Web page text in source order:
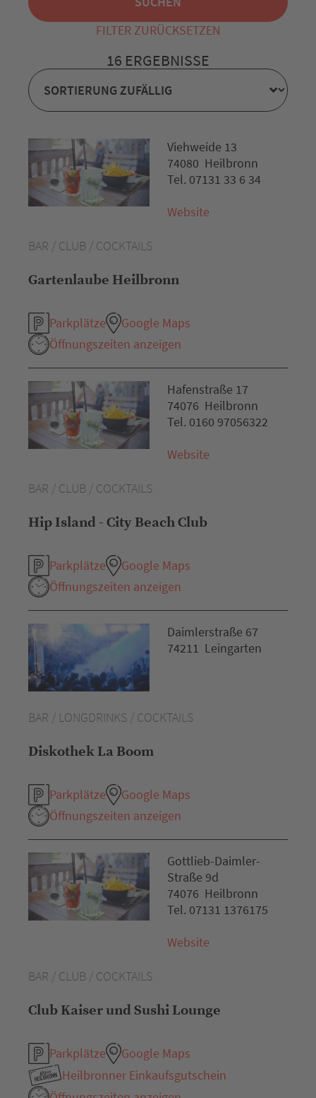
FILTER ZURÜCKSETZEN
16 ERGEBNISSE
BAR / CLUB / COCKTAILS
Gartenlaube Heilbronn
Parkplätze
Google Maps
Öffnungszeiten anzeigen
Viehweide 13
74080 Heilbronn
Tel. 07131 33 6 34
Website
BAR / CLUB / COCKTAILS
Hip Island - City Beach Club
Parkplätze
Google Maps
Öffnungszeiten anzeigen
Hafenstraße 17
74076 Heilbronn
Tel. 0160 97056322
Website
BAR / LONGDRINKS / COCKTAILS
Diskothek La Boom
Parkplätze
Google Maps
Öffnungszeiten anzeigen
Daimlerstraße 67
74211 Leingarten
BAR / CLUB / COCKTAILS
Club Kaiser und Sushi Lounge
Parkplätze
Google Maps
Heilbronner Einkaufsgutschein
Gottlieb-Daimler-
Straße 9d
74076 Heilbronn
Tel. 07131 1376175
Website